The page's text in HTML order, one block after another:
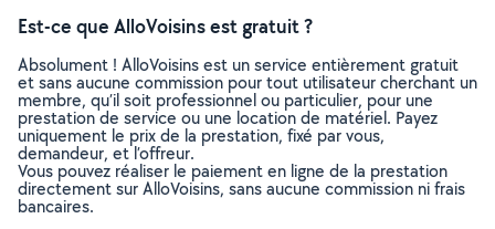
Est-ce que AlloVoisins est gratuit ?
Absolument ! AlloVoisins est un service entièrement gratuit
et sans aucune commission pour tout utilisateur cherchant un
membre, qu’il soit professionnel ou particulier, pour une
prestation de service ou une location de matériel. Payez
uniquement le prix de la prestation, fixé par vous,
demandeur, et l’offreur.
Vous pouvez réaliser le paiement en ligne de la prestation
directement sur AlloVoisins, sans aucune commission ni frais
bancaires.